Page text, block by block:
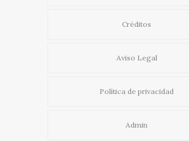
Créditos
Aviso Legal
Política de privacidad
Admin